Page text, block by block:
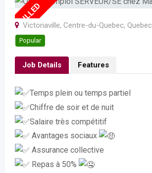
FULLED
Victoriaville, Centre-du-Quebec, Quebec
Popular
Job Details Features
Temps plein ou temps partiel
Chiffre de soir et de nuit
Salaire très compétitif
Avantages sociaux
Assurance collective
Repas à 50%